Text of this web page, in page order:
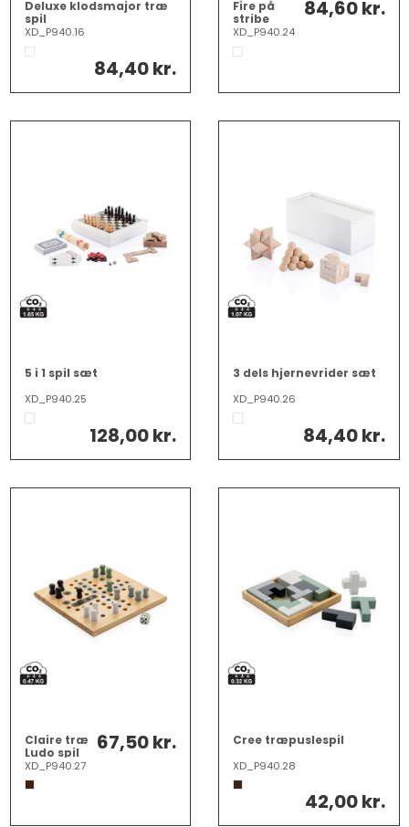
Deluxe klodsmajor træ
spil
XD_P940.16
84,40 kr.
Fire på
stribe
træspil
XD_P940.24
84,60 kr.
5 i 1 spil sæt
XD_P940.25
128,00 kr.
3 dels hjernevrider sæt
XD_P940.26
84,40 kr.
Claire træ
Ludo spil
XD_P940.27
67,50 kr. Cree træpuslespil
XD_P940.28
42,00 kr.